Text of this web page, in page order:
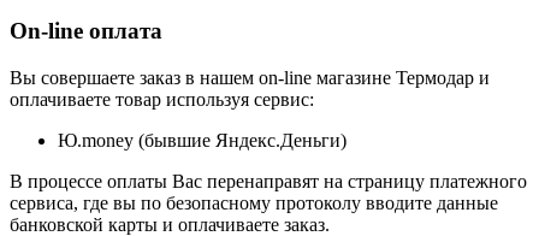
On-line оплата
Вы совершаете заказ в нашем on-line магазине Термодар и
оплачиваете товар используя сервис:
Ю.money (бывшие Яндекс.Деньги)
В процессе оплаты Вас перенаправят на страницу платежного
сервиса, где вы по безопасному протоколу вводите данные
банковской карты и оплачиваете заказ.